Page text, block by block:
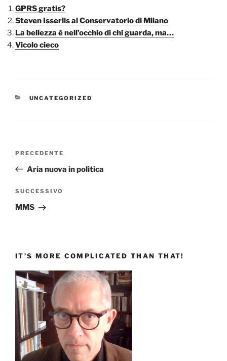
GPRS gratis?
Steven Isserlis al Conservatorio di Milano
La bellezza è nell’occhio di chi guarda, ma…
Vicolo cieco
CATEGORIE
UNCATEGORIZED
Articolo
precedente:
PRECEDENTE
Aria nuova in politica
Articolo
successivo
SUCCESSIVO
MMS
IT’S MORE COMPLICATED THAN THAT!